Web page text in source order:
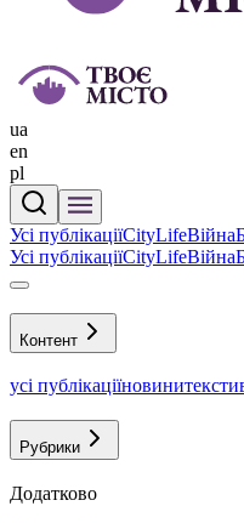
ua
en
pl
Усі публікаціїCityLifeВійна
Усі публікаціїCityLifeВійна
Контент
усі публікаціїновинитексти
Рубрики
Додатково